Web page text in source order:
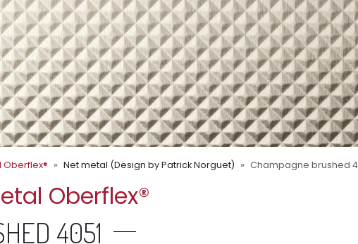
Net metal (Design by Patrick Norguet) Champagne brushed
Oberflex®
4051